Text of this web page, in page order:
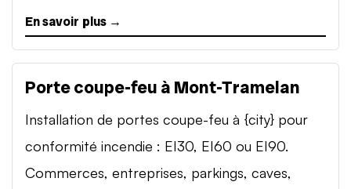
En savoir plus →
Porte coupe-feu à Mont-Tramelan
Installation de portes coupe-feu à {city} pour
conformité incendie : EI30, EI60 ou EI90.
Commerces, entreprises, parkings, caves,